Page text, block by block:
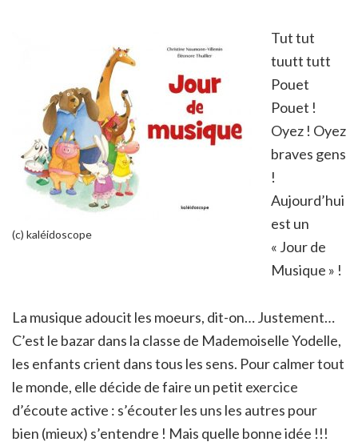
(c) kaléidoscope
Tut tut
tuutt tutt
Pouet
Pouet !
Oyez ! Oyez
braves gens
!
Aujourd’hui
est un
« Jour de
Musique » !
La musique adoucit les moeurs, dit-on… Justement…
C’est le bazar dans la classe de Mademoiselle Yodelle,
les enfants crient dans tous les sens. Pour calmer tout
le monde, elle décide de faire un petit exercice
d’écoute active : s’écouter les uns les autres pour
bien (mieux) s’entendre ! Mais quelle bonne idée !!!